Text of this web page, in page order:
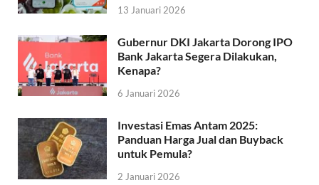
13 Januari 2026
Gubernur DKI Jakarta Dorong IPO
Bank Jakarta Segera Dilakukan,
Kenapa?
6 Januari 2026
Investasi Emas Antam 2025:
Panduan Harga Jual dan Buyback
untuk Pemula?
2 Januari 2026